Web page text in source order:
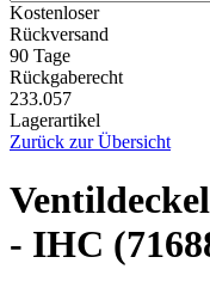
Kostenloser
Rückversand
90 Tage
Rückgaberecht
233.057
Lagerartikel
Zurück zur Übersicht
- IHC